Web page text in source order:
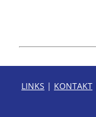
LINKS | KONTAKT